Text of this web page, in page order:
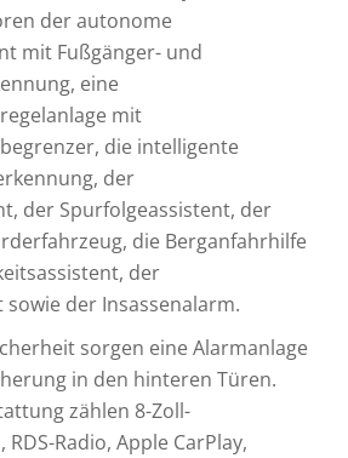
der autonome
mit Fußgänger- und
eine
mit
die intelligente
der
der Spurfolgeassistent, der
die Berganfahrhilfe
der
der Insassenalarm.
sorgen eine Alarmanlage
in den hinteren Türen.
zählen 8-Zoll-
Radio, Apple CarPlay,